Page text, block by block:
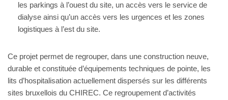
les parkings à l’ouest du site, un accès vers le service de
dialyse ainsi qu’un accès vers les urgences et les zones
logistiques à l’est du site.
Ce projet permet de regrouper, dans une construction neuve,
durable et constituée d’équipements techniques de pointe, les
lits d’hospitalisation actuellement dispersés sur les différents
sites bruxellois du CHIREC. Ce regroupement d’activités